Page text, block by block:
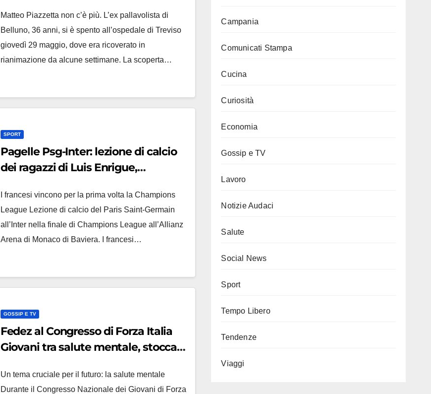
Matteo Piazzetta non c’è più. L’ex pallavolista di
Belluno, 36 anni, si è spento all’ospedale di Treviso
giovedì 29 maggio, dove era ricoverato in
rianimazione da alcune settimane. La scoperta…
SPORT
Pagelle Psg-Inter: lezione di calcio
dei ragazzi di Luis Enrigue,
I francesi vincono per la prima volta la Champions
League Lezione di calcio del Paris Saint-Germain
all’Inter nella finale di Champions League all’Allianz
Arena di Monaco di Baviera. I francesi…
GOSSIP E TV
Fedez al Congresso di Forza Italia
Giovani tra salute mentale, stoccate
Un tema cruciale per il futuro: la salute mentale
Durante il Congresso Nazionale dei Giovani di Forza
Campania
Comunicati Stampa
Cucina
Curiosità
Economia
Gossip e TV
Lavoro
Notizie Audaci
Salute
Social News
Sport
Tempo Libero
Tendenze
Viaggi